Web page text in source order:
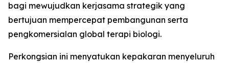
bagi mewujudkan kerjasama strategik yang
bertujuan mempercepat pembangunan serta
pengkomersialan global terapi biologi.
Perkongsian ini menyatukan kepakaran menyeluruh